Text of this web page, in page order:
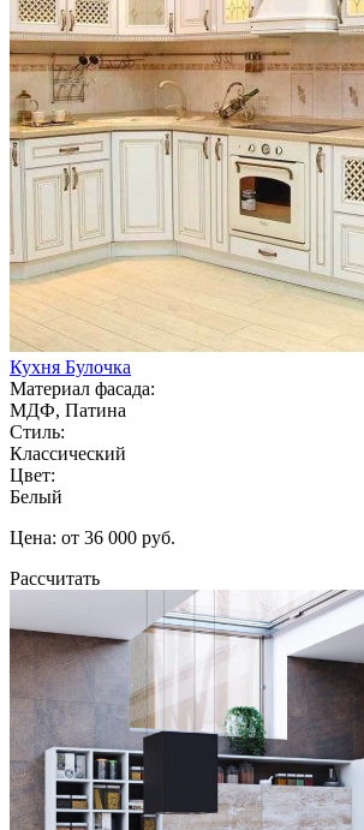
Кухня Булочка
Материал фасада:
МДФ, Патина
Стиль:
Классический
Цвет:
Белый
Цена: от 36 000 руб.
Рассчитать